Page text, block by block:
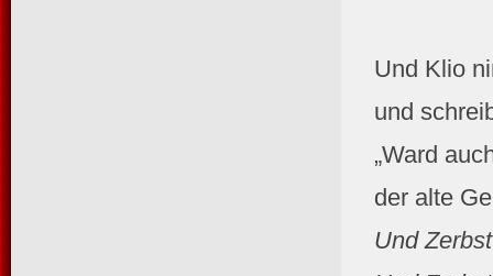
Und Klio
und
„Ward
der alte
Und